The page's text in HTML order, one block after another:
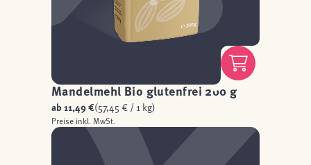
Mandelmehl Bio glutenfrei 200 g
ab11,49 €(57,45 € / 1 kg)
Preise inkl. MwSt.